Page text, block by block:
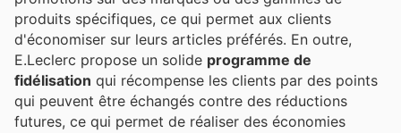
produits spécifiques, ce qui permet aux clients
d'économiser sur leurs articles préférés. En outre,
E.Leclerc propose un solide programme de
fidélisation qui récompense les clients par des points
qui peuvent être échangés contre des réductions
futures, ce qui permet de réaliser des économies